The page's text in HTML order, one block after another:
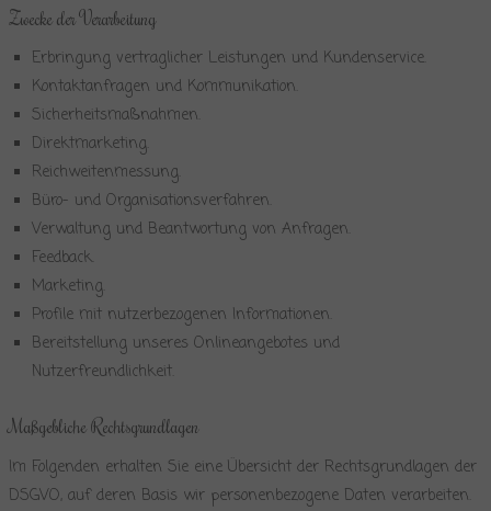
Zwecke der Verarbeitung
Erbringung vertraglicher Leistungen und Kundenservice.
Kontaktanfragen und Kommunikation.
Sicherheitsmaßnahmen.
Direktmarketing.
Reichweitenmessung.
Büro- und Organisationsverfahren.
Verwaltung und Beantwortung von Anfragen.
Feedback.
Marketing.
Profile mit nutzerbezogenen Informationen.
Bereitstellung unseres Onlineangebotes und
Nutzerfreundlichkeit.
Maßgebliche Rechtsgrundlagen
Im Folgenden erhalten Sie eine Übersicht der Rechtsgrundlagen der
DSGVO, auf deren Basis wir personenbezogene Daten verarbeiten.